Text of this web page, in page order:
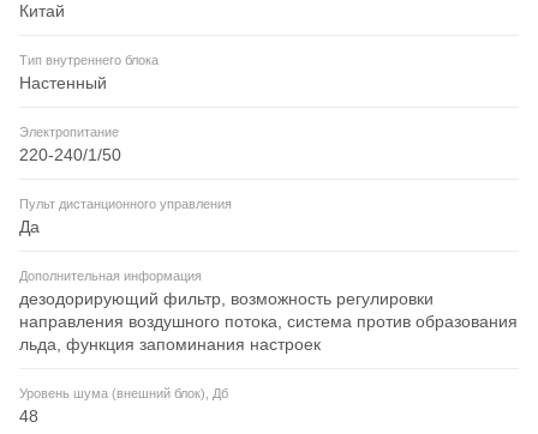
Китай
Тип внутреннего блока
Настенный
Электропитание
220-240/1/50
Пульт дистанционного управления
Да
Дополнительная информация
дезодорирующий фильтр, возможность регулировки
направления воздушного потока, система против образования
льда, функция запоминания настроек
Уровень шума (внешний блок), Дб
48